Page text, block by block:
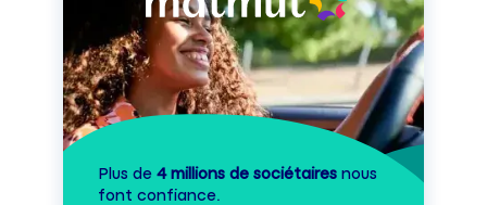
Plus de 4 millions de sociétaires nous
font confiance.